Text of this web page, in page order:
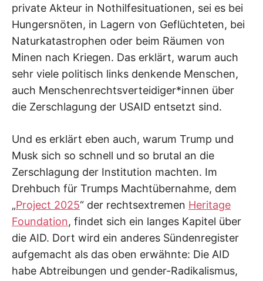
private Akteur in Nothilfesituationen, sei es bei
Hungersnöten, in Lagern von Geflüchteten, bei
Naturkatastrophen oder beim Räumen von
Minen nach Kriegen. Das erklärt, warum auch
sehr viele politisch links denkende Menschen,
auch Menschenrechtsverteidiger*innen über
die Zerschlagung der USAID entsetzt sind.
Und es erklärt eben auch, warum Trump und
Musk sich so schnell und so brutal an die
Zerschlagung der Institution machten. Im
Drehbuch für Trumps Machtübernahme, dem
„Project 2025“ der rechtsextremen Heritage
Foundation, findet sich ein langes Kapitel über
die AID. Dort wird ein anderes Sündenregister
aufgemacht als das oben erwähnte: Die AID
habe Abtreibungen und gender-Radikalismus,